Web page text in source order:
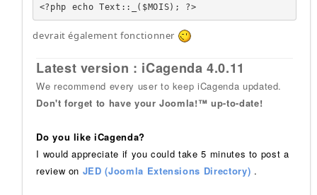
<?php echo Text::_($MOIS); ?>
devrait également fonctionner
Latest version : iCagenda 4.0.11
We recommend every user to keep iCagenda updated.
Don't forget to have your Joomla!™ up-to-date!
Do you like iCagenda?
I would appreciate if you could take 5 minutes to post a
review on JED (Joomla Extensions Directory) .